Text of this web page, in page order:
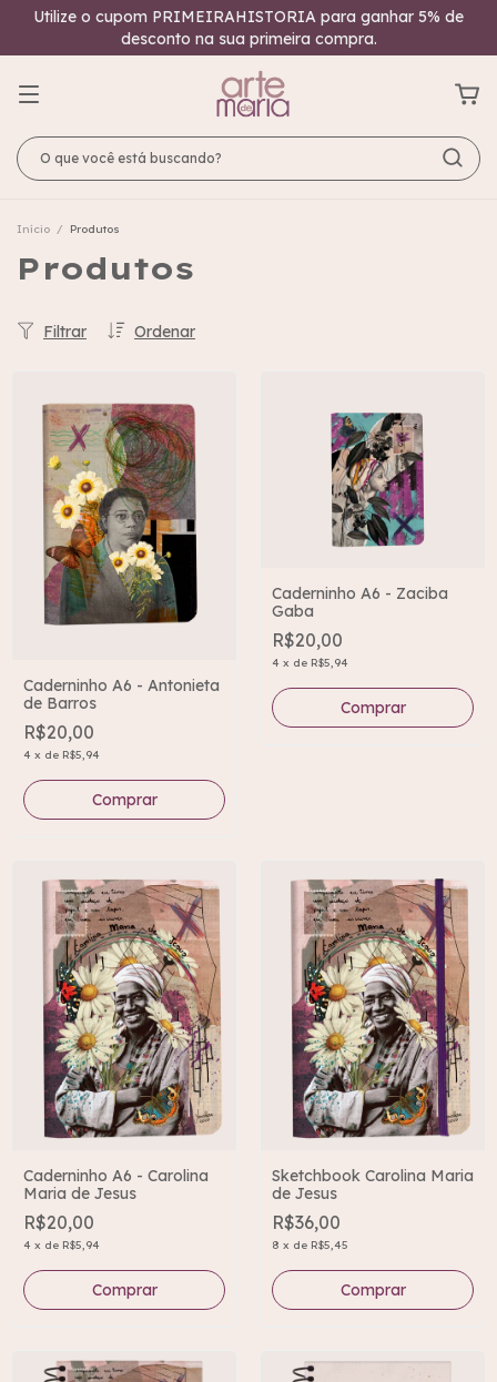
Utilize o cupom PRIMEIRAHISTORIA para ganhar 5% de
desconto na sua primeira compra.
Início / Produtos
Produtos
Ordenar
Filtrar
Caderninho A6 - Antonieta
de Barros
R$20,00
4 x de R$5,94
Caderninho A6 - Zaciba
Gaba
R$20,00
4 x de R$5,94
Caderninho A6 - Carolina
Maria de Jesus
R$20,00
4 x de R$5,94
Sketchbook Carolina Maria
de Jesus
R$36,00
8 x de R$5,45